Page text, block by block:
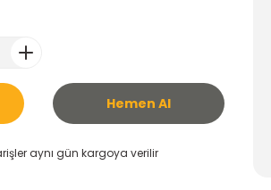
Hemen Al
aynı gün kargoya verilir